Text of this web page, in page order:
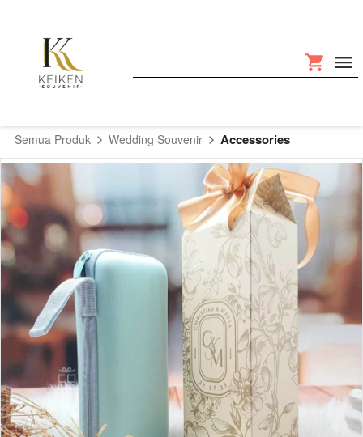
Semua Produk Wedding Souvenir Accessories